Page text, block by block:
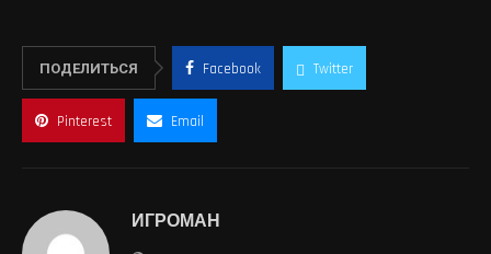
ПОДЕЛИТЬСЯ Facebook Twitter
Pinterest Email
ИГРОМАН